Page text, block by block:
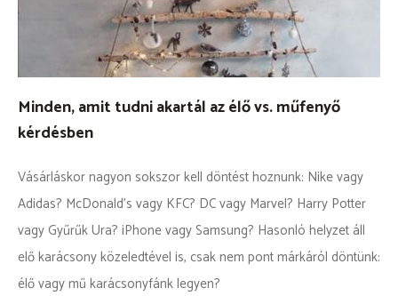
Minden, amit tudni akartál az élő vs. műfenyő
kérdésben
Vásárláskor nagyon sokszor kell döntést hoznunk: Nike vagy
Adidas? McDonald’s vagy KFC? DC vagy Marvel? Harry Potter
vagy Gyűrűk Ura? iPhone vagy Samsung? Hasonló helyzet áll
elő karácsony közeledtével is, csak nem pont márkáról döntünk:
élő vagy mű karácsonyfánk legyen?